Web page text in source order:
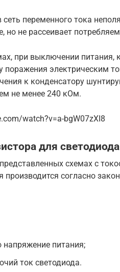
переменного тока
но не рассеивает
при выключении питания,
поражения электрическим
к конденсатору
не менее 240 кОм.
watch?v=a-bgW07zXI8
для светодиода
схемах с
производится согласно
напряжение питания;
ток светодиода.